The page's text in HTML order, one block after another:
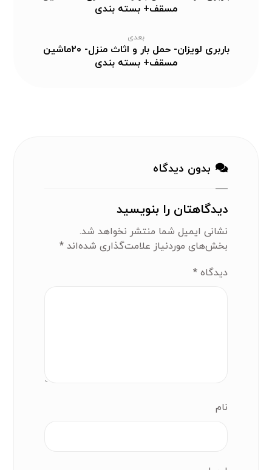
مسقف+ بسته بندی
بعدی
باربری لویزان- حمل بار و اثاث منزل- ۲۰ماشین
مسقف+ بسته بندی
بدون دیدگاه
دیدگاهتان را بنویسید
نشانی ایمیل شما منتشر نخواهد شد.
بخش‌های موردنیاز علامت‌گذاری شده‌اند*
دیدگاه*
نام